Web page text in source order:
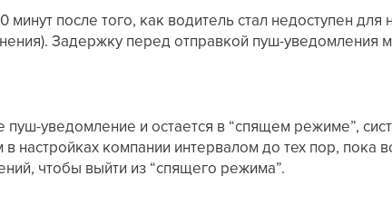
после того, как водитель стал недоступен для
Задержку перед отправкой пуш-уведомления
пуш-уведомление и остается в “спящем режиме”,
настройках компании интервалом до тех пор, пока
чтобы выйти из “спящего режима”.